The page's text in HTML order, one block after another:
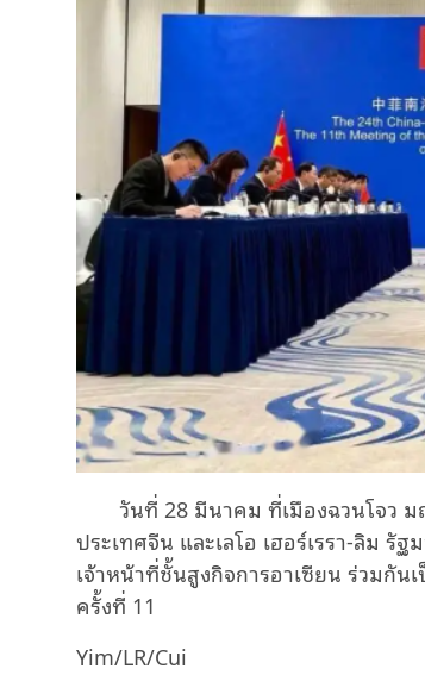
วันที่ 28 มีนาคม ที่เมืองฉวนโจว
ประเทศจีน และเลโอ เฮอร์เรรา-ลิม
เจ้าหน้าที่ชั้นสูงกิจการอาเซียน ร่วมกั
ครั้งที่ 11
Yim/LR/Cui